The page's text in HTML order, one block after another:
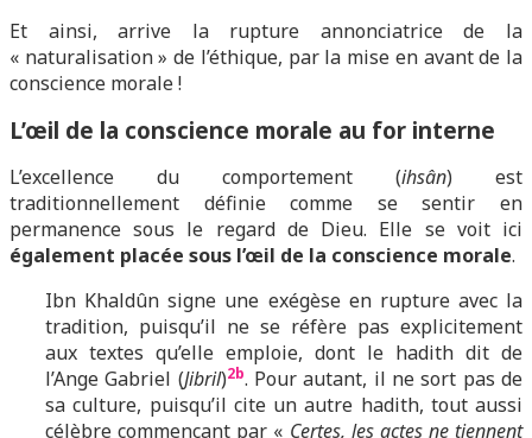
Et ainsi, arrive la rupture annonciatrice de la
« naturalisation » de l’éthique, par la mise en avant de la
conscience morale !
L’œil de la conscience morale au for interne
L’excellence du comportement (ihsân) est
traditionnellement définie comme se sentir en
permanence sous le regard de Dieu. Elle se voit ici
également placée sous l’œil de la conscience morale.
Ibn Khaldûn signe une exégèse en rupture avec la
tradition, puisqu’il ne se réfère pas explicitement
aux textes qu’elle emploie, dont le hadith dit de
l’Ange Gabriel (Jibril)2b. Pour autant, il ne sort pas de
sa culture, puisqu’il cite un autre hadith, tout aussi
célèbre commençant par « Certes, les actes ne tiennent